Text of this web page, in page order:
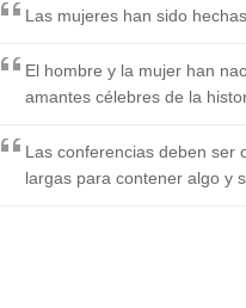
Las mujeres han sido
El hombre y la mujer han
amantes célebres de la
Las conferencias deben ser
largas para contener algo y